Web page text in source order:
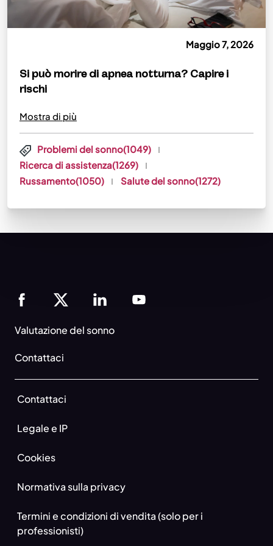
Maggio 7, 2026
Si può morire di apnea notturna? Capire i
rischi
Mostra di più
Problemi del sonno(1049)
Ricerca di assistenza(1269)
Russamento(1050)
Salute del sonno(1272)
Valutazione del sonno
Contattaci
Contattaci
Legale e IP
Cookies
Normativa sulla privacy
Termini e condizioni di vendita (solo per i
professionisti)